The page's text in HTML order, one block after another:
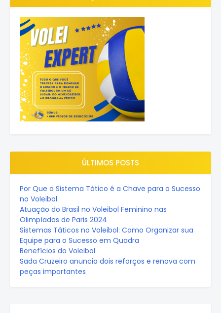
ÚLTIMOS POSTS
Por Que o Sistema Tático é a Chave para o Sucesso
no Voleibol
Atuação do Brasil no Voleibol Feminino nas
Olimpíadas de Paris 2024
Sistemas Táticos no Voleibol: Como Organizar sua
Equipe para o Sucesso em Quadra
Benefícios do Voleibol
Sada Cruzeiro anuncia dois reforços e renova com
peças importantes